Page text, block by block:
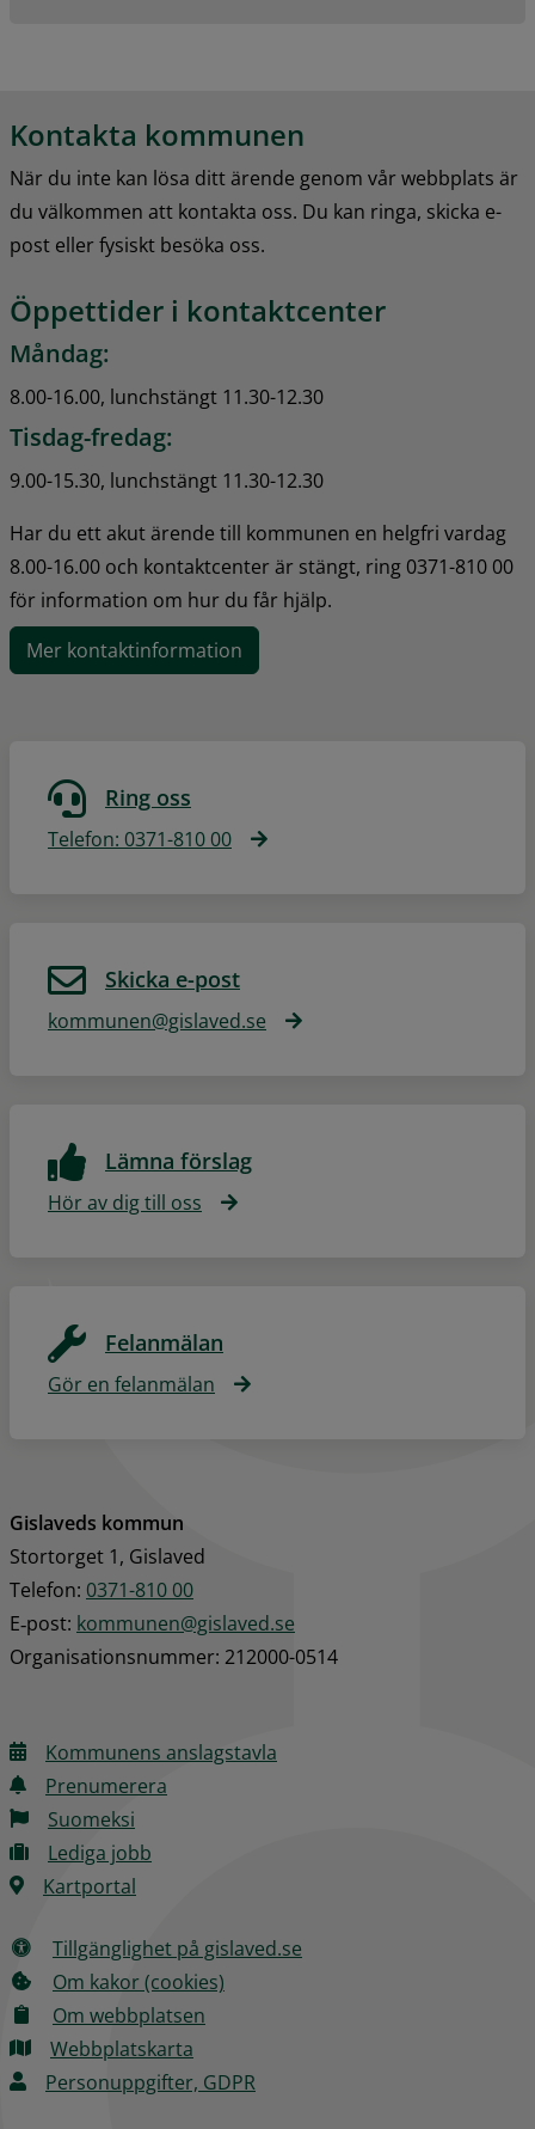
Kontakta kommunen
När du inte kan lösa ditt ärende genom vår webbplats är
du välkommen att kontakta oss. Du kan ringa, skicka e-
post eller fysiskt besöka oss.
Öppettider i kontaktcenter
Måndag:
8.00-16.00, lunchstängt 11.30-12.30
Tisdag-fredag:
9.00-15.30, lunchstängt 11.30-12.30
Har du ett akut ärende till kommunen en helgfri vardag
8.00-16.00 och kontaktcenter är stängt, ring 0371-810 00
för information om hur du får hjälp.
Mer kontaktinformation
Ring oss
Telefon: 0371-810 00
Skicka e-post
kommunen@gislaved.se
Lämna förslag
Hör av dig till oss
Felanmälan
Gör en felanmälan
Gislaveds kommun
Stortorget 1, Gislaved
Telefon: 0371-810 00
E‑post: kommunen@gislaved.se
Organisationsnummer: 212000-0514
Kommunens anslagstavla
Prenumerera
Suomeksi
Lediga jobb
Kartportal
Tillgänglighet på gislaved.se
Om kakor (cookies)
Om webbplatsen
Webbplatskarta
Personuppgifter, GDPR